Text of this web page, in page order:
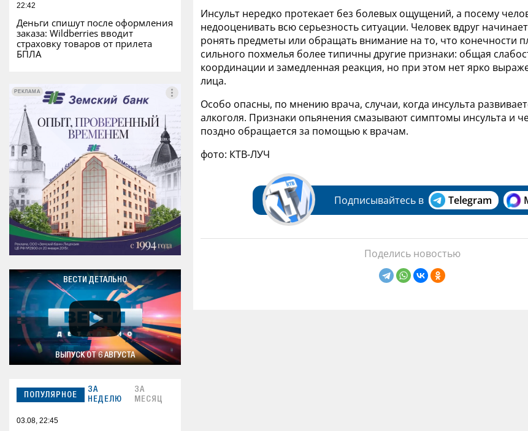
22:42
Деньги спишут после оформления
заказа: Wildberries вводит
страховку товаров от прилета
БПЛА
РЕКЛАМА
РЕКЛАМА
ВЕСТИ ДЕТАЛЬНО
ВЫПУСК ОТ 6 АВГУСТА
ПОПУЛЯРНОЕ
ЗА
НЕДЕЛЮ
ЗА
МЕСЯЦ
03.08, 22:45
Инсульт нередко протекает без болевых ощущений, а посему
недооценивать всю серьезность ситуации. Человек вдруг
ронять предметы или обращать внимание на то, что конечности
сильного похмелья более типичны другие признаки: общая
координации и замедленная реакция, но при этом нет ярко
лица.
Особо опасны, по мнению врача, случаи, когда инсульта
алкоголя. Признаки опьянения смазывают симптомы инсульта и
поздно обращается за помощью к врачам.
фото: КТВ-ЛУЧ
Подписывайтесь в Telegram
Поделись новостью